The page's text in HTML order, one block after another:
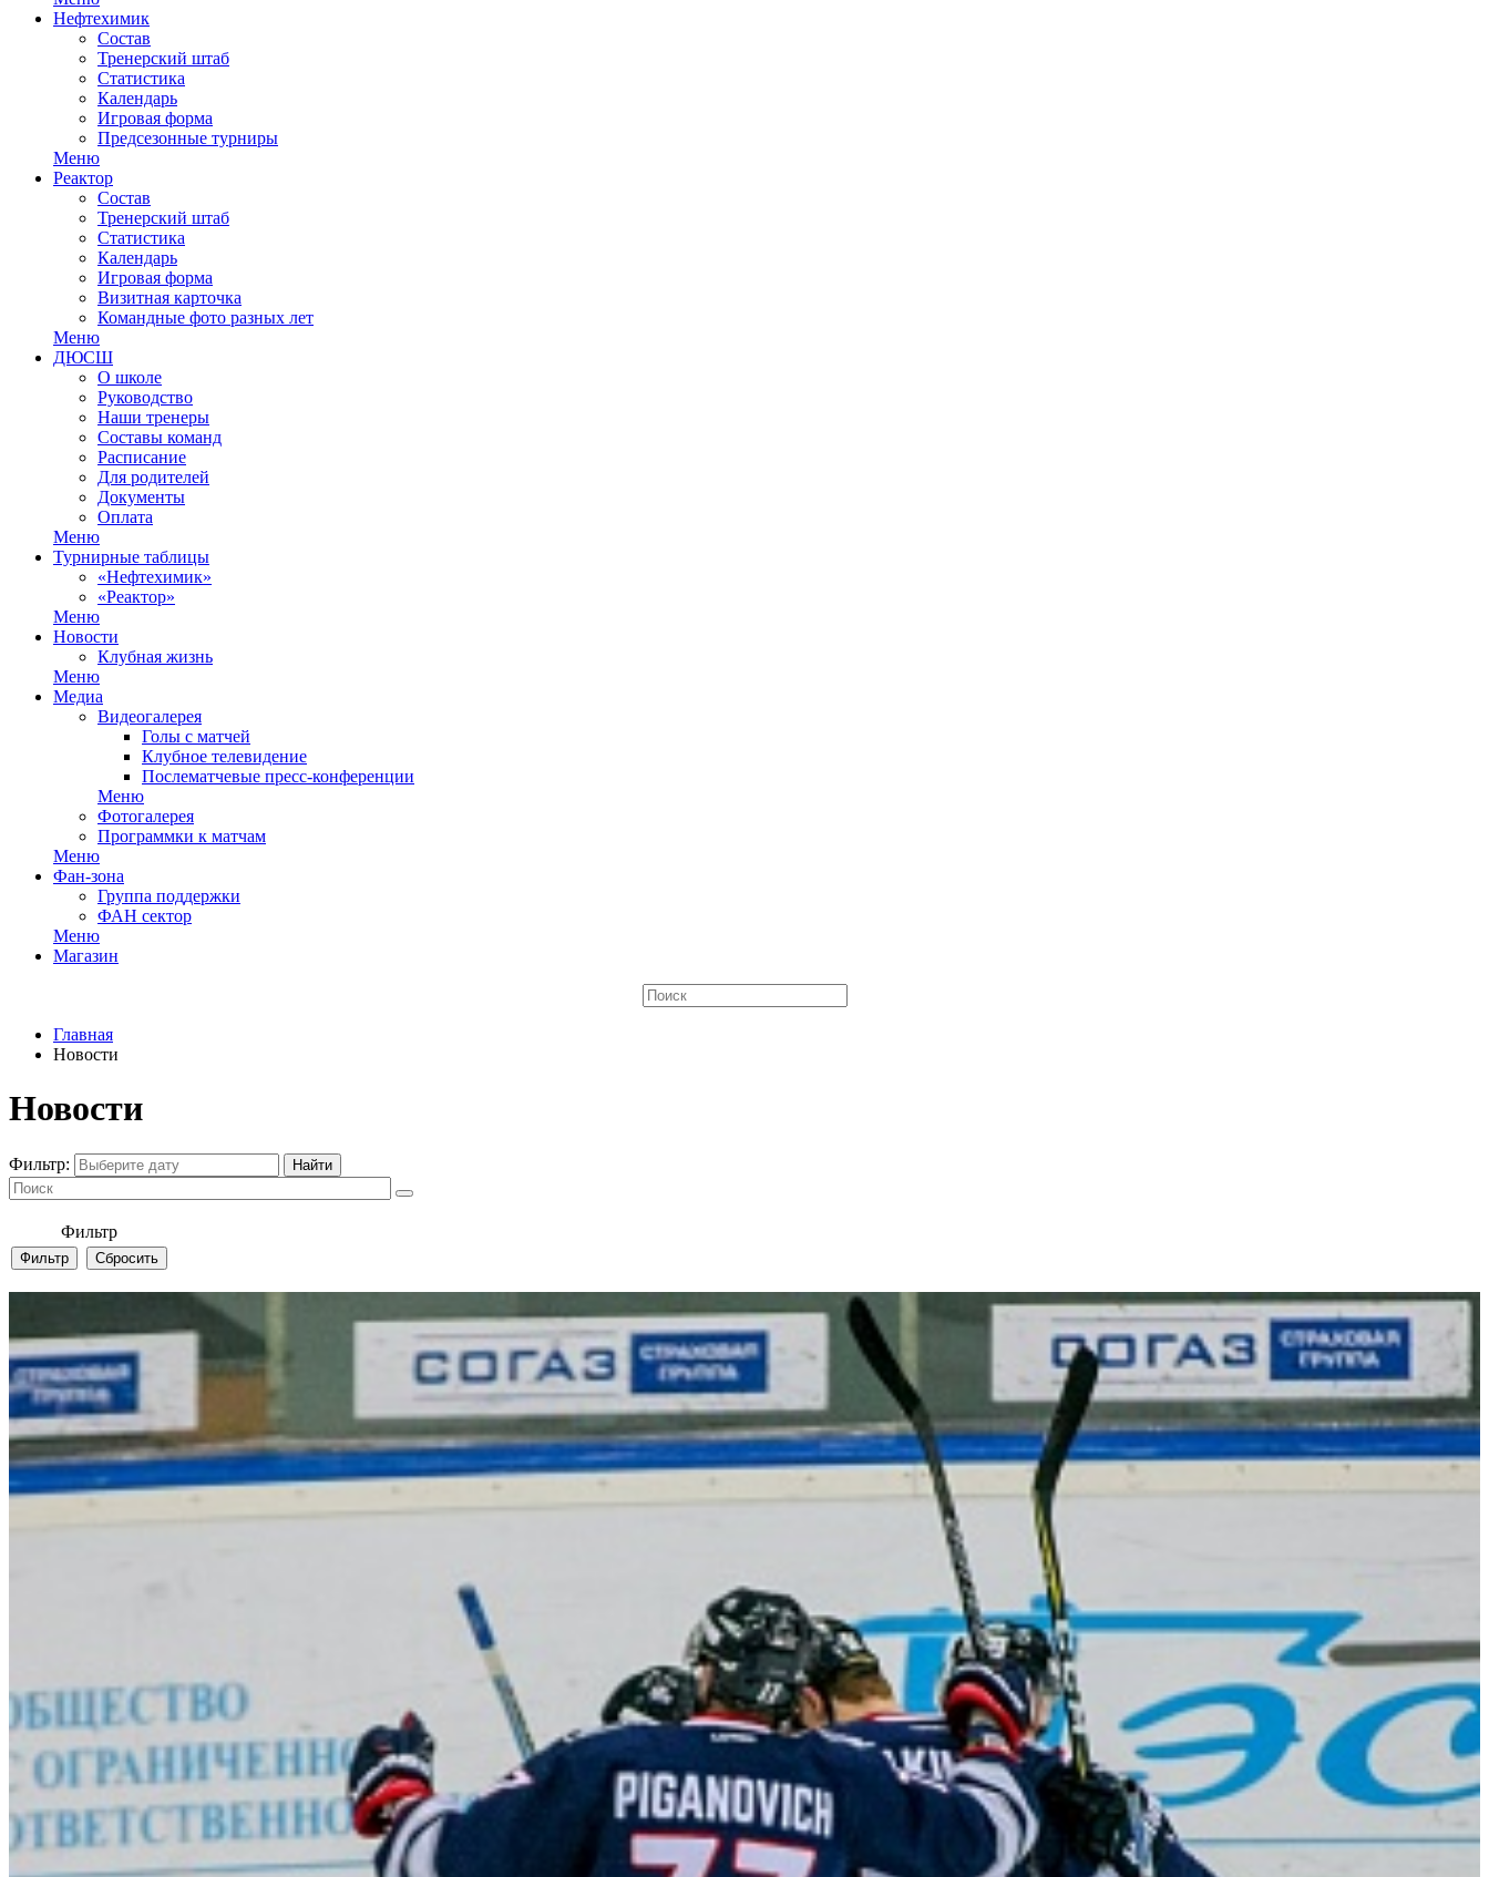
Нефтехимик
Состав
Тренерский штаб
Статистика
Календарь
Игровая форма
Предсезонные турниры
Меню
Реактор
Состав
Тренерский штаб
Статистика
Календарь
Игровая форма
Визитная карточка
Командные фото разных лет
Меню
ДЮСШ
О школе
Руководство
Наши тренеры
Составы команд
Расписание
Для родителей
Документы
Оплата
Меню
Турнирные таблицы
«Нефтехимик»
«Реактор»
Меню
Новости
Клубная жизнь
Меню
Медиа
Видеогалерея
Голы с матчей
Клубное телевидение
Послематчевые пресс-конференции
Меню
Фотогалерея
Программки к матчам
Меню
Фан-зона
Группа поддержки
ФАН сектор
Меню
Магазин
Главная
Новости
Новости
Фильтр:
Фильтр